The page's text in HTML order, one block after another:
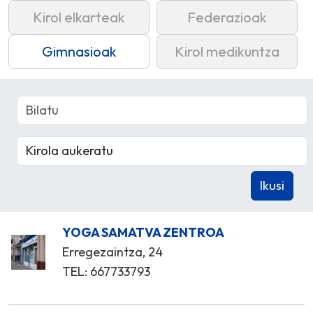
Kirol elkarteak
Federazioak
Gimnasioak
Kirol medikuntza
YOGA SAMATVA ZENTROA
Erregezaintza, 24
TEL: 667733793